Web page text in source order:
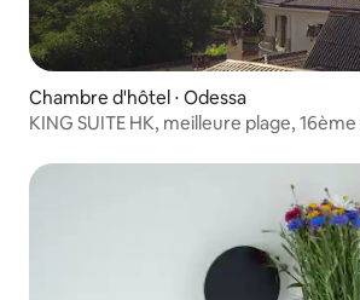
Chambre d'hôtel ⋅ Odessa
KING SUITE HK, meilleure plage,